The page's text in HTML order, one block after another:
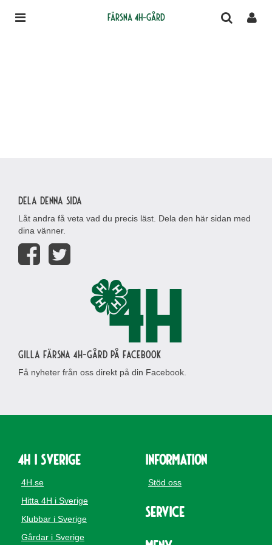
Färsna 4H-gård
Dela denna sida
Låt andra få veta vad du precis läst. Dela den här sidan med
dina vänner.
Gilla Färsna 4H-gård på Facebook
Få nyheter från oss direkt på din Facebook.
4H i Sverige
4H.se
Hitta 4H i Sverige
Klubbar i Sverige
Gårdar i Sverige
Information
Stöd oss
Service